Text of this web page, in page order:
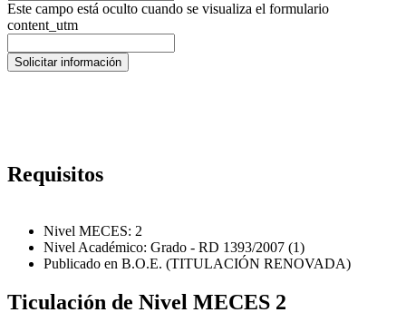
Este campo está oculto cuando se visualiza el formulario
content_utm
Requisitos
Nivel MECES: 2
Nivel Académico: Grado - RD 1393/2007 (1)
Publicado en B.O.E. (TITULACIÓN RENOVADA)
Ticulación de Nivel MECES 2